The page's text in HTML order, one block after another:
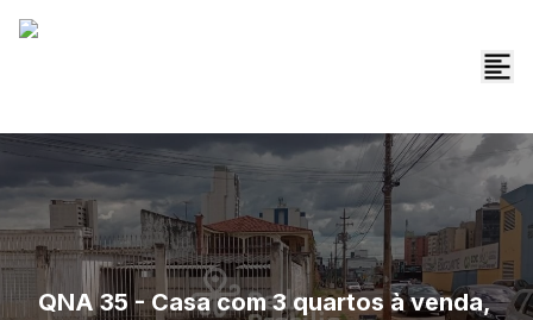
QNA 35 - Casa com 3 quartos à venda,